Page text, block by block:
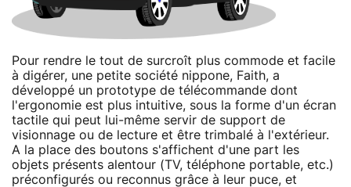
Pour rendre le tout de surcroît plus commode et facile
à digérer, une petite société nippone, Faith, a
développé un prototype de télécommande dont
l'ergonomie est plus intuitive, sous la forme d'un écran
tactile qui peut lui-même servir de support de
visionnage ou de lecture et être trimbalé à l'extérieur.
A la place des boutons s'affichent d'une part les
objets présents alentour (TV, téléphone portable, etc.)
préconfigurés ou reconnus grâce à leur puce, et